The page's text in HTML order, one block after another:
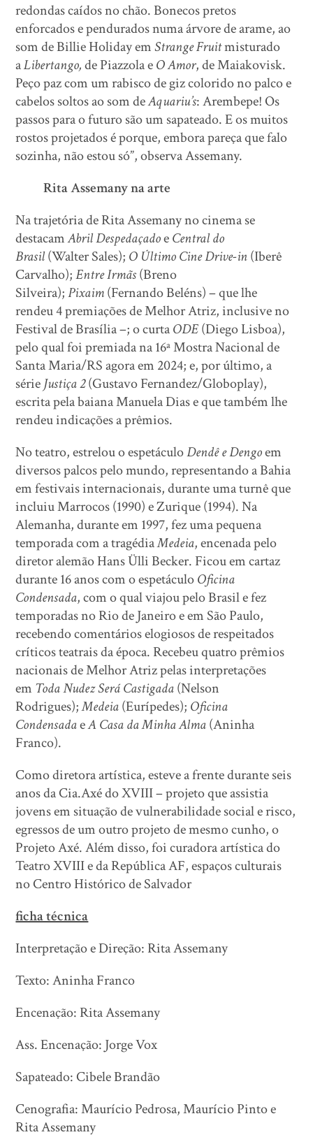
redondas caídos no chão. Bonecos pretos
enforcados e pendurados numa árvore de arame, ao
som de Billie Holiday emStrange Fruitmisturado
aLibertango,de Piazzola eO Amor, de Maiakovisk.
Peço paz com um rabisco de giz colorido no palco e
cabelos soltos ao som deAquariu’s: Arembepe! Os
passos para o futuro são um sapateado. E os muitos
rostos projetados é porque, embora pareça que falo
sozinha, não estou só”, observa Assemany.
Rita Assemany na arte
Na trajetória de Rita Assemany no cinema se
destacamAbril DespedaçadoeCentral do
Brasil(Walter Sales); O Último Cine Drive-in(Iberê
Carvalho);Entre Irmãs(Breno
Silveira);Pixaim(Fernando Beléns) – que lhe
rendeu 4 premiações de Melhor Atriz, inclusive no
Festival de Brasília –; o curtaODE(Diego Lisboa),
pelo qual foi premiada na 16ª Mostra Nacional de
Santa Maria/RS agora em 2024; e, por último, a
sérieJustiça 2(Gustavo Fernandez/Globoplay),
escrita pela baiana Manuela Dias e que também lhe
rendeu indicações a prêmios.
No teatro, estrelou o espetáculoDendê e Dengoem
diversos palcos pelo mundo, representando a Bahia
em festivais internacionais, durante uma turnê que
incluiu Marrocos (1990) e Zurique (1994). Na
Alemanha, durante em 1997, fez uma pequena
temporada com a tragédiaMedeia, encenada pelo
diretor alemão Hans Ülli Becker. Ficou em cartaz
durante 16 anos com o espetáculoOficina
Condensada, com o qual viajou pelo Brasil e fez
temporadas no Rio de Janeiro e em São Paulo,
recebendo comentários elogiosos de respeitados
críticos teatrais da época. Recebeu quatro prêmios
nacionais de Melhor Atriz pelas interpretações
em Toda Nudez Será Castigada(Nelson
Rodrigues);Medeia(Eurípedes); Oficina
CondensadaeA Casa da Minha Alma(Aninha
Franco).
Como diretora artística, esteve a frente durante seis
anos da Cia.Axé do XVIII – projeto que assistia
jovens em situação de vulnerabilidade social e risco,
egressos de um outro projeto de mesmo cunho, o
Projeto Axé. Além disso, foi curadora artística do
Teatro XVIII e da República AF, espaços culturais
no Centro Histórico de Salvador
ficha técnica
Interpretação e Direção: Rita Assemany
Texto: Aninha Franco
Encenação: Rita Assemany
Ass. Encenação: Jorge Vox
Sapateado: Cibele Brandão
Cenografia: Maurício Pedrosa, Maurício Pinto e
Rita Assemany